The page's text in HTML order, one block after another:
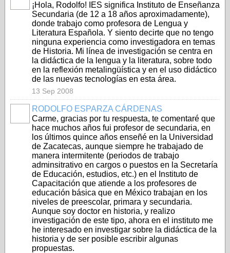
¡Hola, Rodolfo! IES significa Instituto de Enseñanza
Secundaria (de 12 a 18 años aproximadamente),
donde trabajo como profesora de Lengua y
Literatura Española. Y siento decirte que no tengo
ninguna experiencia como investigadora en temas
de Historia. Mi línea de investigación se centra en
la didáctica de la lengua y la literatura, sobre todo
en la reflexión metalingüística y en el uso didáctico
de las nuevas tecnologías en esta área.
13 Sep 2008
RODOLFO ESPARZA CÁRDENAS
Carme, gracias por tu respuesta, te comentaré que
hace muchos años fui profesor de secundaria, en
los últimos quince años enseñé en la Universidad
de Zacatecas, aunque siempre he trabajado de
manera intermitente (periodos de trabajo
adminsitrativo en cargos o puestos en la Secretaría
de Educación, estudios, etc.) en el Instituto de
Capacitación que atiende a los profesores de
educación básica que en México trabajan en los
niveles de preescolar, primara y secundaria.
Aunque soy doctor en historia, y realizo
investigación de este tipo, ahora en el instituto me
he interesado en investigar sobre la didáctica de la
historia y de ser posible escribir algunas
propuestas.